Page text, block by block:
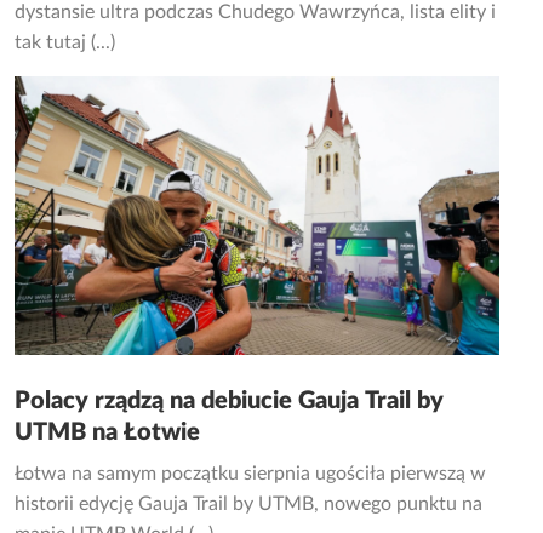
dystansie ultra podczas Chudego Wawrzyńca, lista elity i
tak tutaj (...)
Polacy rządzą na debiucie Gauja Trail by
UTMB na Łotwie
Łotwa na samym początku sierpnia ugościła pierwszą w
historii edycję Gauja Trail by UTMB, nowego punktu na